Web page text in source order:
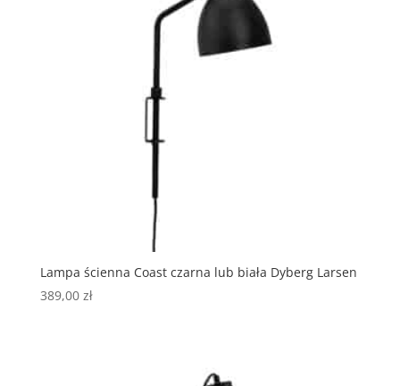
Lampa ścienna Coast czarna lub biała Dyberg Larsen
389,00 zł